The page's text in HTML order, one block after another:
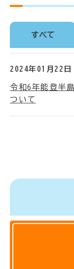
すべて
2024年01月22日
令和6年能登半
ついて